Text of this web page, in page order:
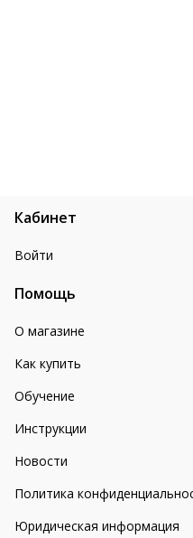
Кабинет
Войти
Помощь
О магазине
Как купить
Обучение
Инструкции
Новости
Политика
Юридическая информация